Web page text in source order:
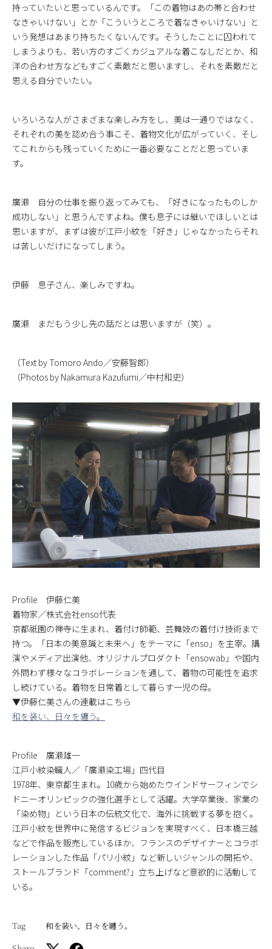
持っていたいと思っているんです。「この着物はあの帯と合わせ
なきゃいけない」とか「こういうところで着なきゃいけない」と
いう発想はあまり持ちたくないんです。そうしたことに囚われて
しまうよりも、若い方のすごくカジュアルな着こなしだとか、和
洋の合わせ方などもすごく素敵だと思いますし、それを素敵だと
思える自分でいたい。
いろいろな人がさまざまな楽しみ方をし、美は一通りではなく、
それぞれの美を認め合う事こそ、着物文化が広がっていく、そし
てこれからも残っていくために一番必要なことだと思っていま
す。
廣瀬 自分の仕事を振り返ってみても、「好きになったものしか
成功しない」と思うんですよね。僕も息子には継いでほしいとは
思いますが、まずは彼が江戸小紋を「好き」じゃなかったらそれ
は苦しいだけになってしまう。
伊藤 息子さん、楽しみですね。
廣瀬 まだもう少し先の話だとは思いますが（笑）。
（Text by Tomoro Ando／安藤智郎）
（Photos by Nakamura Kazufumi／中村和史）
Profile 伊藤仁美
着物家／株式会社enso代表
京都祇園の禅寺に生まれ、着付け師範、芸舞妓の着付け技術まで
持つ。「日本の美意識と未来へ」をテーマに「enso」を主宰。講
演やメディア出演他、オリジナルプロダクト「ensowab」や国内
外問わず様々なコラボレーションを通して、着物の可能性を追求
し続けている。着物を日常着として暮らす一児の母。
▼伊藤仁美さんの連載はこちら
和を装い、日々を纏う。
Profile 廣瀬雄一
江戸小紋染職人／「廣瀬染工場」四代目
1978年、東京都生まれ。10歳から始めたウインドサーフィンでシ
ドニーオリンピックの強化選手として活躍。大学卒業後、家業の
「染め物」という日本の伝統文化で、海外に挑戦する夢を抱く。
江戸小紋を世界中に発信するビジョンを実現すべく、日本橋三越
などで作品を販売しているほか、フランスのデザイナーとコラボ
レーションした作品「パリ小紋」など新しいジャンルの開拓や、
ストールブランド「comment?」立ち上げなど意欲的に活動して
いる。
Tag
和を装い、日々を纏う。